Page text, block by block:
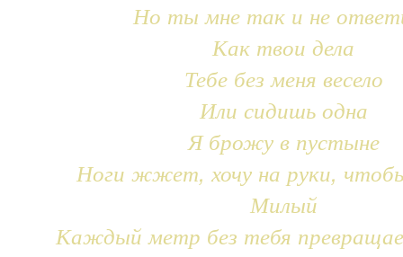
Но ты мне так и не
Как твои дела
Тебе без меня весело
Или сидишь одна
Я брожу в пустыне
Ноги жжет, хочу на руки,
Милый
Каждый метр без тебя